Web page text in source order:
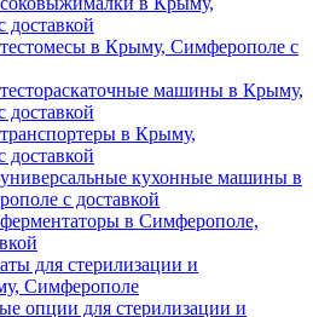
в Крыму, Симферополе с
машины в Крыму,
в Крыму,
кухонные машины в
с доставкой
в Симферополе,
для стерилизации и
Симферополе
опции для стерилизации и